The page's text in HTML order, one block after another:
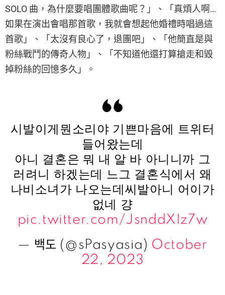
SOLO 曲，為什麼要唱團體歌曲呢？」、「真煩人啊…
如果在演出會唱那首歌，我就會想起他婚禮時唱過這
首歌」、「太沒有良心了，退團吧」、「他簡直是與
粉絲戰鬥的傳奇人物」、「不知道他還打算搶走和毀
掉粉絲的回憶多久」。
시발이게뭔소리야 기쁜마음에 트위터
들어왔는데
아니 결혼은 뭐 내 알 바 아니니까 그
러려니 하겠는데 느그 결혼식에서 왜
나비소녀가 나오는데씨발아니 어이가
없네 걍
pic.twitter.com/JsnddXIz7w
— 백도 (@sPasyasia) October
22, 2023